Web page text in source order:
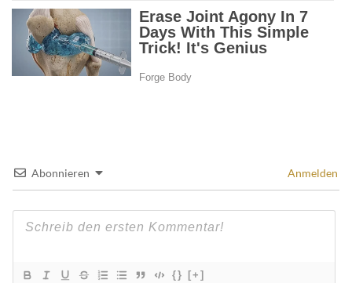
Abonnieren Anmelden
{} [+]